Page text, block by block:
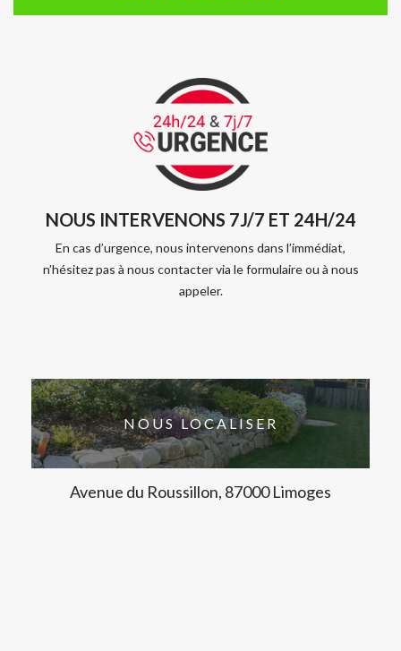
NOUS INTERVENONS 7J/7 ET 24H/24
En cas d’urgence, nous intervenons dans l’immédiat,
n’hésitez pas à nous contacter via le formulaire ou à nous
appeler.
NOUS LOCALISER
Avenue du Roussillon, 87000 Limoges